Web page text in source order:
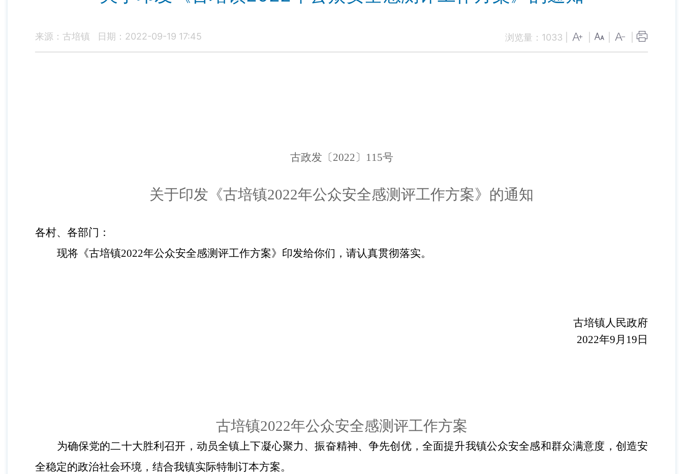
来源：古培镇 日期：2022-09-19 17:45 浏览量： 1033
古政发〔2022〕 115号
关于印发《古培镇2022年公众安全感测评工作方案》的通知
各村、各部门：
现将《古培镇2022年公众安全感测评工作方案》印发给你们，请认真贯彻落实。
古培镇人民政府
2022年9月 19 日
古培镇2022年公众安全感测评工作方案
为确保党的二十大胜利召开，动员全镇上下凝心聚力、振奋精神、争先创优，全面提升我镇公众安全感和群众满意度，创造安
全稳定的政治社会环境，结合我镇实际特制订本方案。